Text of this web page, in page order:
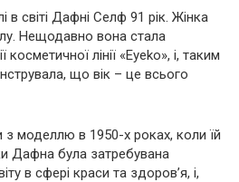
в світі Дафні Селф 91 рік. Жінка
Нещодавно вона стала
лінії «Eyeko», і, таким
що вік – це всього
моделлю в 1950-х роках, коли їй
Дафна була затребувана
в сфері краси та здоров’я, і,